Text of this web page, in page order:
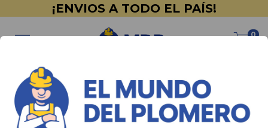
¡ENVIOS A TODO EL PAÍS!
0
Inicio > Promociones > Griferías FV